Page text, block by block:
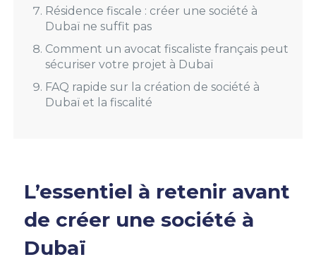
Résidence fiscale : créer une société à
Dubaï ne suffit pas
Comment un avocat fiscaliste français peut
sécuriser votre projet à Dubaï
FAQ rapide sur la création de société à
Dubaï et la fiscalité
L’essentiel à retenir avant
de créer une société à
Dubaï